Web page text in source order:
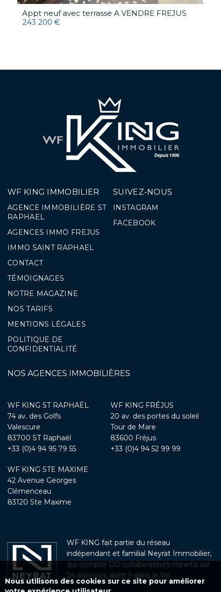
Appt neuf avec terrasse A VENDRE FREJUS
243 200 €
WF KING IMMOBILIER
AGENCE IMMOBILIÈRE ST
RAPHAEL
AGENCES IMMO FREJUS
IMMO SAINT RAPHAEL
CONTACT
TÉMOIGNAGES
NOTRE MAGAZINE
NOS TARIFS
MENTIONS LÉGALES
POLITIQUE DE
CONFIDENTIALITÉ
SUIVEZ-NOUS
INSTAGRAM
FACEBOOK
NOS AGENCES IMMOBILIÈRES
WF KING ST RAPHAËL
74 av. des Golfs
Valescure
83700 ST Raphaël
+33 (0)4 94 95 79 55
WF KING FRÉJUS
20 av. des portes du soleil
Tour de Mare
83600 Fréjus
+33 (0)4 94 52 99 99
WF KING STE MAXIME
42 Avenue Georges
Clémenceau
83120 Ste Maxime
WF KING fait partie du réseau
indépendant et familial Neyrat Immobilier,
qui compte 120 collaborateurs répartis sur
24 agences, dont 5 dans le Var.
Nous utilisons des cookies sur ce site pour améliorer